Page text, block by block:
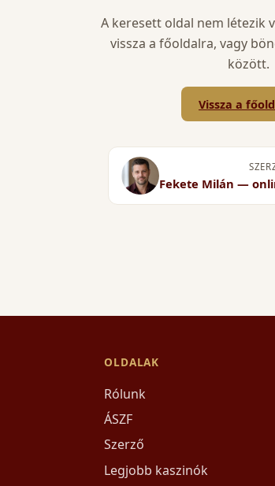
A keresett oldal nem létezik
vissza a főoldalra, vagy
között.
Vissza a
Fekete Milán —
OLDALAK
Rólunk
ÁSZF
Szerző
Legjobb kaszinók